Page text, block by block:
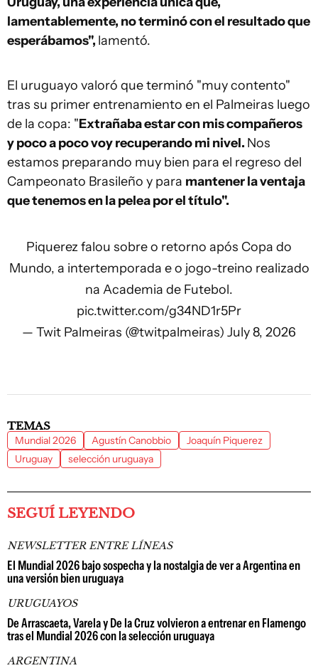
lamentablemente, no terminó con el resultado que
esperábamos", lamentó.
El uruguayo valoró que terminó "muy contento"
tras su primer entrenamiento en el Palmeiras luego
de la copa: "Extrañaba estar con mis compañeros
y poco a poco voy recuperando mi nivel. Nos
estamos preparando muy bien para el regreso del
Campeonato Brasileño y para mantener la ventaja
que tenemos en la pelea por el título".
Piquerez falou sobre o retorno após Copa do
Mundo, a intertemporada e o jogo-treino realizado
na Academia de Futebol.
pic.twitter.com/g34ND1r5Pr
— Twit Palmeiras (@twitpalmeiras) July 8, 2026
TEMAS
Mundial 2026 Agustín Canobbio
Joaquín Piquerez
Uruguay
selección uruguaya
SEGUÍ LEYENDO
NEWSLETTER ENTRE LÍNEAS
El Mundial 2026 bajo sospecha y la nostalgia de ver a Argentina en
una versión bien uruguaya
URUGUAYOS
De Arrascaeta, Varela y De la Cruz volvieron a entrenar en Flamengo
tras el Mundial 2026 con la selección uruguaya
ARGENTINA